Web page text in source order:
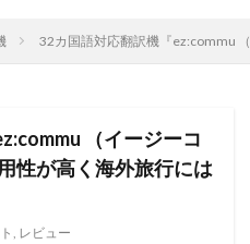
32カ国語対応翻訳機『ez:commu
（イージーコ
性が高く海外旅行には
, レビュー